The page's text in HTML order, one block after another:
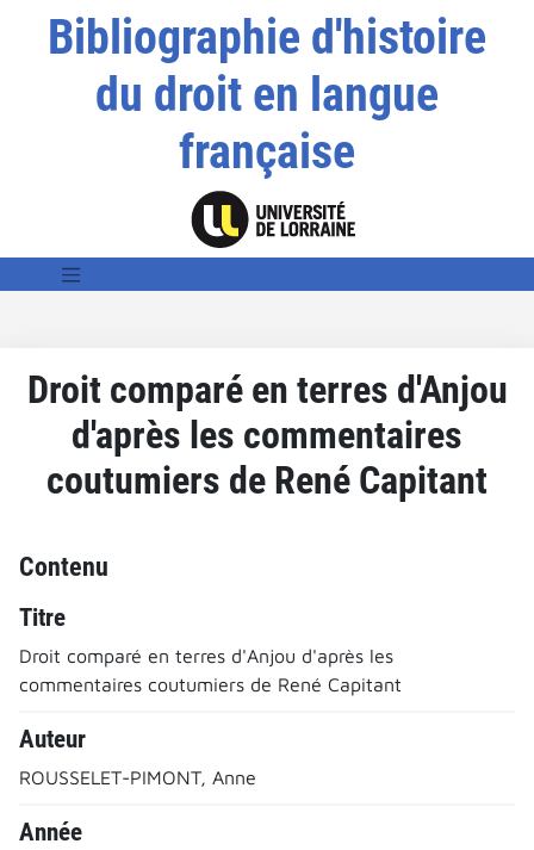
Bibliographie d'histoire
du droit en langue
française
Droit comparé en terres d'Anjou
d'après les commentaires
coutumiers de René Capitant
Contenu
Titre
Droit comparé en terres d'Anjou d'après les
commentaires coutumiers de René Capitant
Auteur
ROUSSELET-PIMONT, Anne
Année